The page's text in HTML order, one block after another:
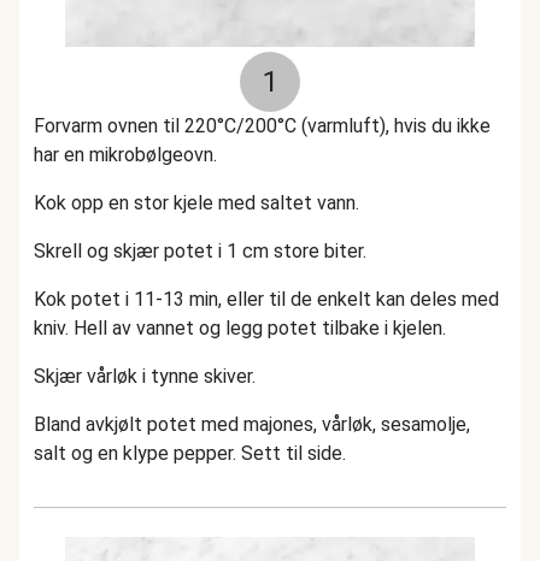
1
Forvarm ovnen til 220°C/200°C (varmluft), hvis du ikke
har en mikrobølgeovn.
Kok opp en stor kjele med saltet vann.
Skrell og skjær potet i 1 cm store biter.
Kok potet i 11-13 min, eller til de enkelt kan deles med
kniv. Hell av vannet og legg potet tilbake i kjelen.
Skjær vårløk i tynne skiver.
Bland avkjølt potet med majones, vårløk, sesamolje,
salt og en klype pepper. Sett til side.